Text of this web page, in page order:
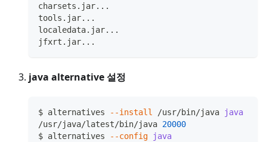
charsets.jar.. .
tools.jar.. .
localedata.jar.. .
jfxrt.jar.. .
java alternative 설정
$ alternatives --install /usr/bin/java
java
/usr/java/latest/bin/java 20000
$ alternatives
--config
java